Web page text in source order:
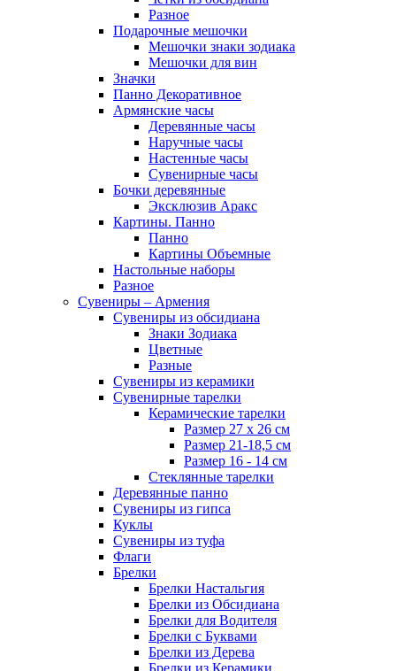
Разное
Подарочные мешочки
Мешочки знаки зодиака
Мешочки для вин
Значки
Панно Декоративное
Армянские часы
Деревянные часы
Наручные часы
Настенные часы
Сувенирные часы
Бочки деревянные
Эксклюзив Аракс
Картины. Панно
Панно
Картины Объемные
Настольные наборы
Разное
Сувениры – Армения
Сувениры из обсидиана
Знаки Зодиака
Цветные
Разные
Сувениры из керамики
Сувенирные тарелки
Керамические тарелки
Размер 27 х 26 см
Размер 21-18,5 см
Размер 16 - 14 см
Стеклянные тарелки
Деревянные панно
Сувениры из гипса
Куклы
Сувениры из туфа
Флаги
Брелки
Брелки Настальгия
Брелки из Обсидиана
Брелки для Водителя
Брелки с Буквами
Брелки из Дерева
Брелки из Керамики